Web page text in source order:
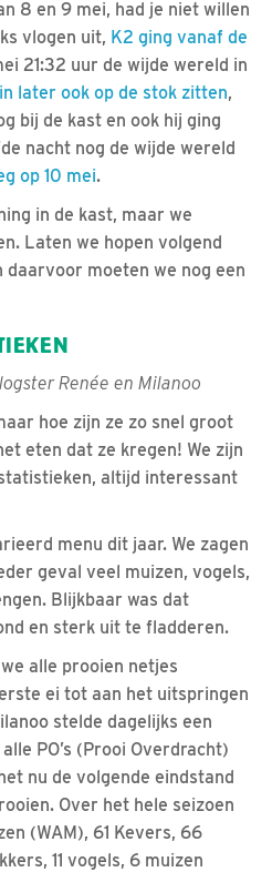
8 en 9 mei, had je niet willen
vlogen uit, K2 ging vanaf de
21:32 uur de wijde wereld in
later ook op de stok zitten,
bij de kast en ook hij ging
nacht nog de wijde wereld
op 10 mei.
in de kast, maar we
Laten we hopen volgend
daarvoor moeten we nog een
Renée en Milanoo
hoe zijn ze zo snel groot
eten dat ze kregen! We zijn
altijd interessant
menu dit jaar. We zagen
geval veel muizen, vogels,
Blijkbaar was dat
en sterk uit te fladderen.
alle prooien netjes
ei tot aan het uitspringen
stelde dagelijks een
PO’s (Prooi Overdracht)
nu de volgende eindstand
Over het hele seizoen
(WAM), 61 Kevers, 66
11 vogels, 6 muizen